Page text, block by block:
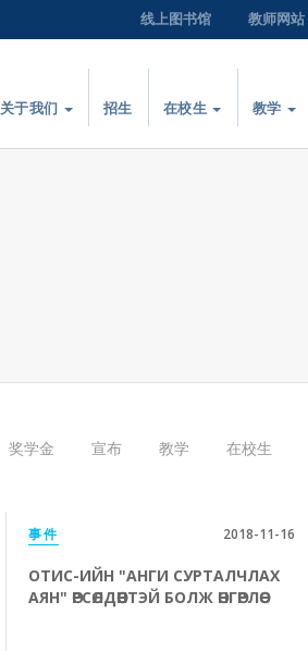
线上图书馆 教师网站
关于我们 招生 在校生 教学
奖学金 宣布 教学 在校生
事件 2018-11-16
ОТИС-ИЙН "АНГИ СУРТАЛЧЛАХ
АЯН" ӨРСӨЛДӨӨНТЭЙ БОЛЖ ӨНГӨРЛӨӨ